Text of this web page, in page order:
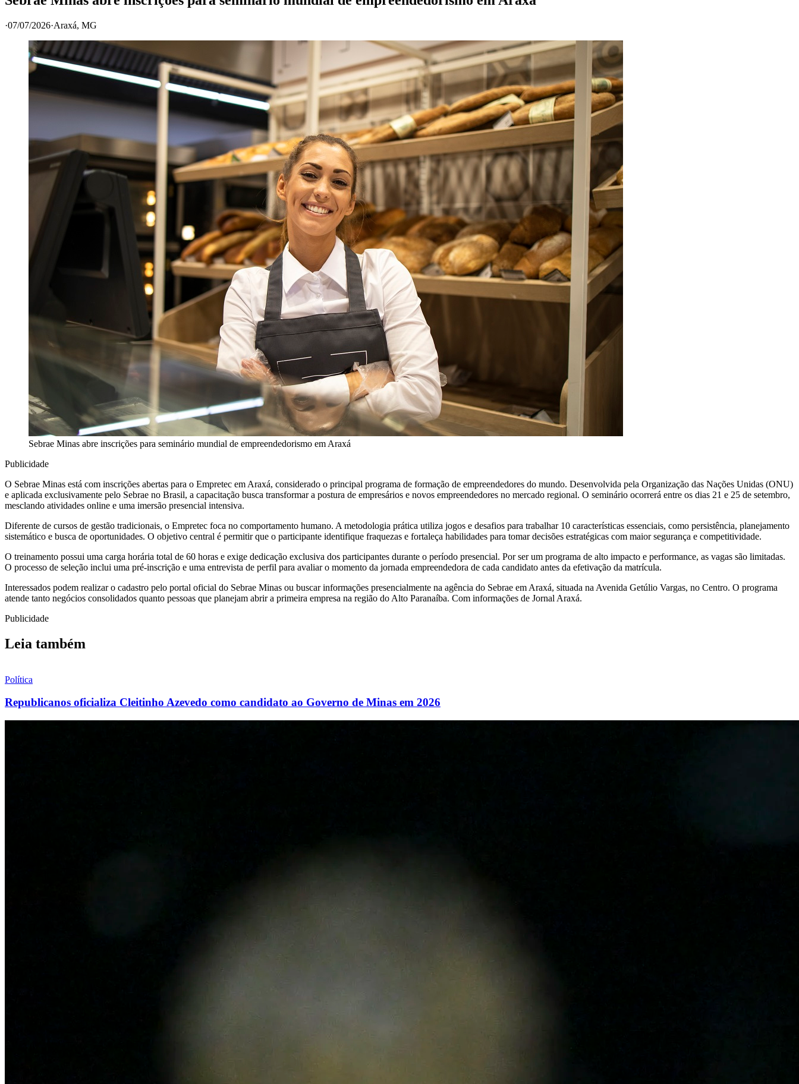
·07/07/2026·Araxá, MG
Sebrae Minas abre inscrições para seminário mundial de empreendedorismo em Araxá
Publicidade
O Sebrae Minas está com inscrições abertas para o Empretec em Araxá, considerado o principal programa de formação de empreendedores do mundo. Desenvolvida pela Organização das Nações Unidas (ONU)
e aplicada exclusivamente pelo Sebrae no Brasil, a capacitação busca transformar a postura de empresários e novos empreendedores no mercado regional. O seminário ocorrerá entre os dias 21 e 25 de setembro,
mesclando atividades online e uma imersão presencial intensiva.
Diferente de cursos de gestão tradicionais, o Empretec foca no comportamento humano. A metodologia prática utiliza jogos e desafios para trabalhar 10 características essenciais, como persistência, planejamento
sistemático e busca de oportunidades. O objetivo central é permitir que o participante identifique fraquezas e fortaleça habilidades para tomar decisões estratégicas com maior segurança e competitividade.
O treinamento possui uma carga horária total de 60 horas e exige dedicação exclusiva dos participantes durante o período presencial. Por ser um programa de alto impacto e performance, as vagas são limitadas.
O processo de seleção inclui uma pré-inscrição e uma entrevista de perfil para avaliar o momento da jornada empreendedora de cada candidato antes da efetivação da matrícula.
Interessados podem realizar o cadastro pelo portal oficial do Sebrae Minas ou buscar informações presencialmente na agência do Sebrae em Araxá, situada na Avenida Getúlio Vargas, no Centro. O programa
atende tanto negócios consolidados quanto pessoas que planejam abrir a primeira empresa na região do Alto Paranaíba. Com informações de Jornal Araxá.
Publicidade
Leia também
Política
Republicanos oficializa Cleitinho Azevedo como candidato ao Governo de Minas em 2026